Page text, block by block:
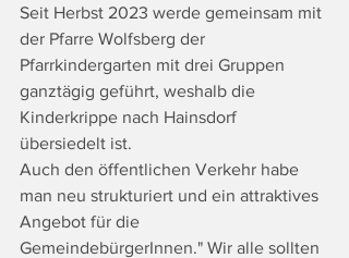
Seit Herbst 2023 werde gemeinsam mit
der Pfarre Wolfsberg der
Pfarrkindergarten mit drei Gruppen
ganztägig geführt, weshalb die
Kinderkrippe nach Hainsdorf
übersiedelt ist.
Auch den öffentlichen Verkehr habe
man neu strukturiert und ein attraktives
Angebot für die
GemeindebürgerInnen." Wir alle sollten